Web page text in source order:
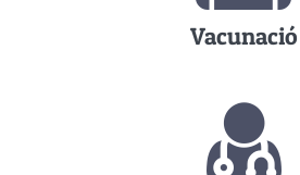
Vacunació